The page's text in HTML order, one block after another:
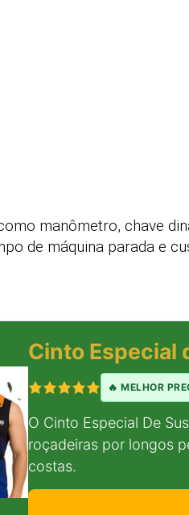
manômetro, chave
de máquina parada e
Cinto Especial
🔥 MELHOR
O Cinto Especial De
roçadeiras por longos
costas.